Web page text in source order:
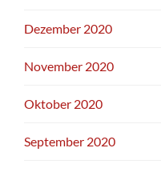
Dezember 2020
November 2020
Oktober 2020
September 2020